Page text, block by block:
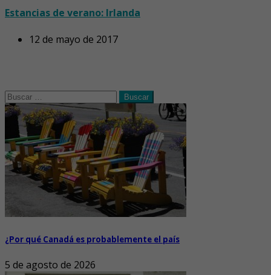
Estancias de verano: Irlanda
12 de mayo de 2017
Buscar:
¿Por qué Canadá es probablemente el país
5 de agosto de 2026